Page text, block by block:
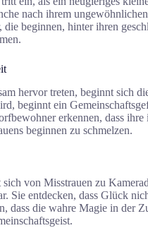
nach ihrem
die beginnen, hinter ihren
hervor treten, beginnt sich
beginnt ein
erkennen, dass
beginnen zu schmelzen.
von Misstrauen zu
Sie entdecken, dass Glück
dass die wahre Magie in der